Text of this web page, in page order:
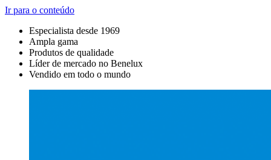
Ir para o conteúdo
Especialista desde 1969
Ampla gama
Produtos de qualidade
Líder de mercado no Benelux
Vendido em todo o mundo